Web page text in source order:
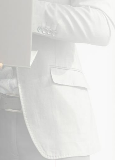
En savoir plus